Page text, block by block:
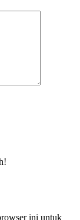
ini untuk